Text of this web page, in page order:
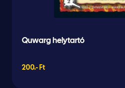
Quwarg helytartó
200.- Ft